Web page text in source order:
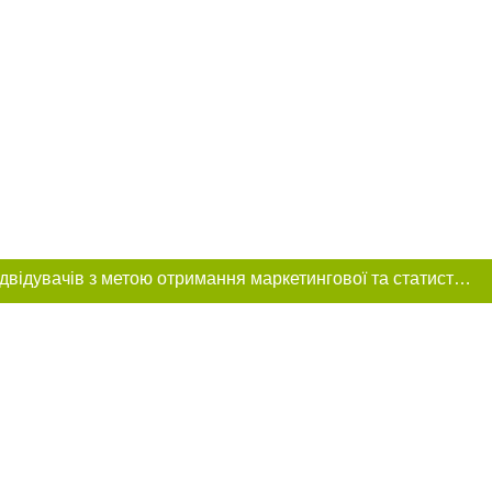
Цей сайт використовує «cookies». Також веб-сайт використовує інтернет-сервіс для збору технічних даних стосовно відвідувачів з метою отримання маркетингової та статистичної інформації. Умови обробки даних відвідувачів сайту див.